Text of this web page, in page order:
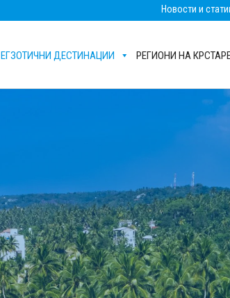
Новости и
ЕГЗОТИЧНИ ДЕСТИНАЦИИ РЕГИОНИ НА